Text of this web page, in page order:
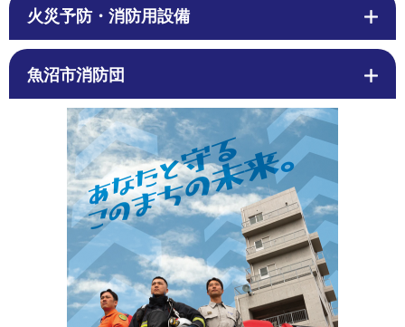
火災予防・消防用設備
魚沼市消防団